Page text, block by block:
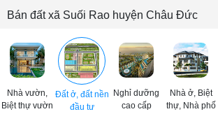
Bán đất xã Suối Rao huyện Châu Đức
Nhà vườn,
Biệt thự vườn
Đất ở, đất nền
đầu tư
Nghỉ dưỡng
cao cấp
Nhà ở, Biệt
thự, Nhà phố